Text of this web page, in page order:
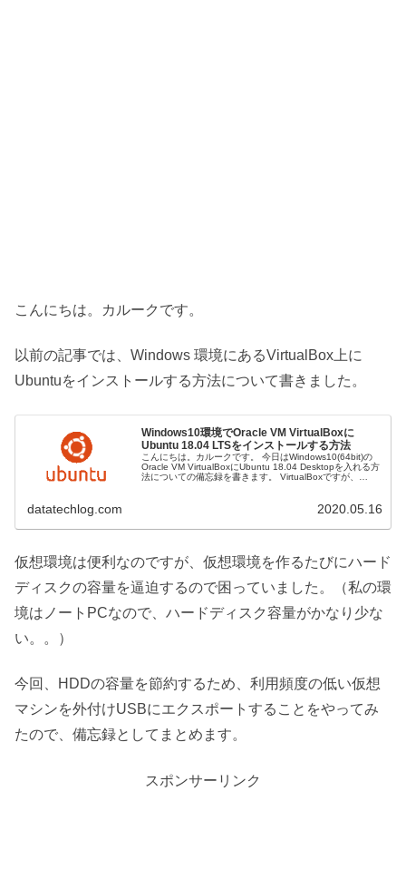
こんにちは。カルークです。
以前の記事では、Windows 環境にあるVirtualBox上に
Ubuntuをインストールする方法について書きました。
Windows10環境でOracle VM VirtualBoxに
Ubuntu 18.04 LTSをインストールする方法
こんにちは。カルークです。 今日はWindows10(64bit)の
Oracle VM VirtualBoxにUbuntu 18.04 Desktopを入れる方
法についての備忘録を書きます。 VirtualBoxですが、
datatechlog.com 2020.05.16
仮想環境は便利なのですが、仮想環境を作るたびにハード
ディスクの容量を逼迫するので困っていました。（私の環
境はノートPCなので、ハードディスク容量がかなり少な
い。。）
今回、HDDの容量を節約するため、利用頻度の低い仮想
マシンを外付けUSBにエクスポートすることをやってみ
たので、備忘録としてまとめます。
スポンサーリンク